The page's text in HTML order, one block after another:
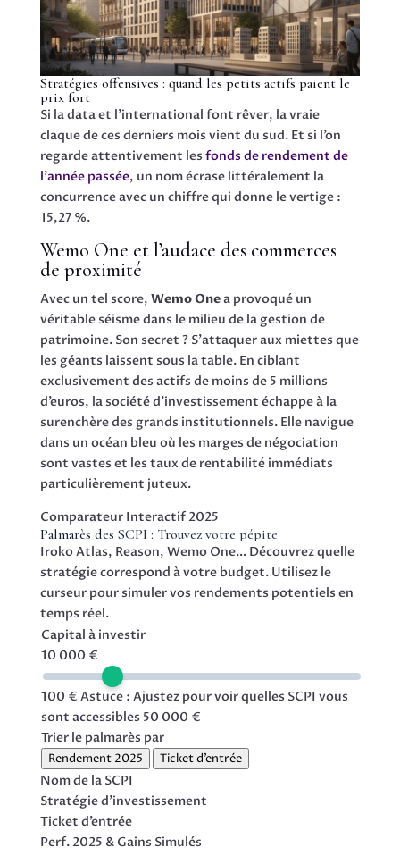
Stratégies offensives : quand les petits actifs paient le
prix fort
Si la data et l’international font rêver, la vraie
claque de ces derniers mois vient du sud. Et si l’on
regarde attentivement les fonds de rendement de
l’année passée, un nom écrase littéralement la
concurrence avec un chiffre qui donne le vertige :
15,27 %.
Wemo One et l’audace des commerces
de proximité
Avec un tel score, Wemo Onea provoqué un
véritable séisme dans le milieu de la gestion de
patrimoine. Son secret ? S’attaquer aux miettes que
les géants laissent sous la table. En ciblant
exclusivement des actifs de moins de 5 millions
d’euros, la société d’investissement échappe à la
surenchère des grands institutionnels. Elle navigue
dans un océan bleu où les marges de négociation
sont vastes et les taux de rentabilité immédiats
particulièrement juteux.
Comparateur Interactif 2025
Palmarès des SCPI : Trouvez votre pépite
Iroko Atlas, Reason, Wemo One… Découvrez quelle
stratégie correspond à votre budget. Utilisez le
curseur pour simuler vos rendements potentiels en
temps réel.
Capital à investir
10 000 €
100 € Astuce : Ajustez pour voir quelles SCPI vous
sont accessibles 50 000 €
Trier le palmarès par
Rendement 2025 Ticket d’entrée
Nom de la SCPI
Stratégie d’investissement
Ticket d’entrée
Perf. 2025 & Gains Simulés